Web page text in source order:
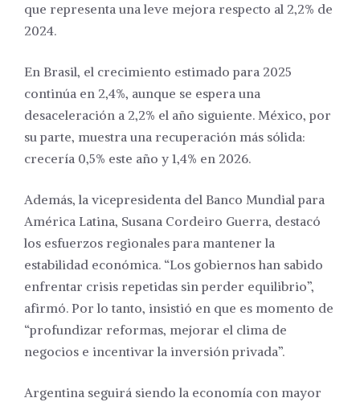
que representa una leve mejora respecto al 2,2% de
2024.
En Brasil, el crecimiento estimado para 2025
continúa en 2,4%, aunque se espera una
desaceleración a 2,2% el año siguiente. México, por
su parte, muestra una recuperación más sólida:
crecería 0,5% este año y 1,4% en 2026.
Además, la vicepresidenta del Banco Mundial para
América Latina, Susana Cordeiro Guerra, destacó
los esfuerzos regionales para mantener la
estabilidad económica. “Los gobiernos han sabido
enfrentar crisis repetidas sin perder equilibrio”,
afirmó. Por lo tanto, insistió en que es momento de
“profundizar reformas, mejorar el clima de
negocios e incentivar la inversión privada”.
Argentina seguirá siendo la economía con mayor